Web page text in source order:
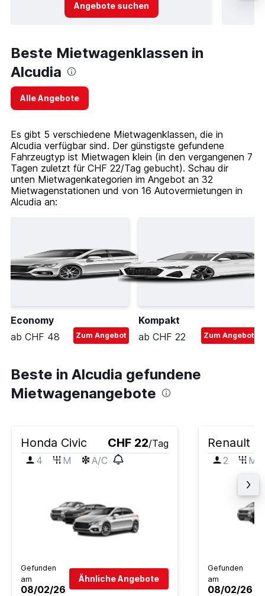
Angebote suchen
Beste Mietwagenklassen in
Alcudia
Alle Angebote
Es gibt 5 verschiedene Mietwagenklassen, die in
Alcudia verfügbar sind. Der günstigste gefundene
Fahrzeugtyp ist Mietwagen klein (in den vergangenen 7
Tagen zuletzt für CHF 22/Tag gebucht). Schau dir
unten Mietwagenkategorien im Angebot an 32
Mietwagenstationen und von 16 Autovermietungen in
Alcudia an:
Economy
ab CHF 48
Zum Angebot
Kompakt
ab CHF 22
Zum Angebot
Beste in Alcudia gefundene
Mietwagenangebote
Honda Civic CHF 22/Tag
4
M A/C
Gefunden
am
08/02/26
Ähnliche Angebote
Renault
2 M
Gefunden
am
08/02/26